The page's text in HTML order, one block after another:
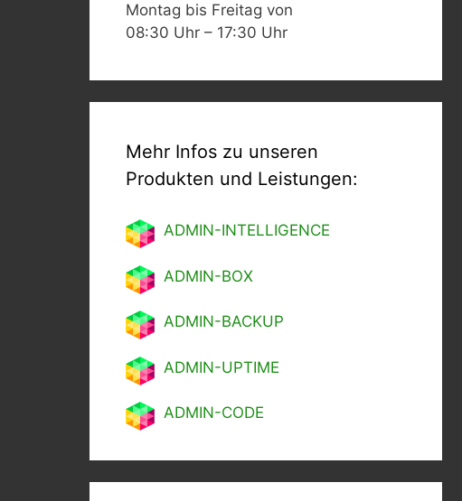
Montag bis Freitag von
08:30 Uhr – 17:30 Uhr
Mehr Infos zu unseren
Produkten und Leistungen:
ADMIN-INTELLIGENCE
ADMIN-BOX
ADMIN-BACKUP
ADMIN-UPTIME
ADMIN-CODE